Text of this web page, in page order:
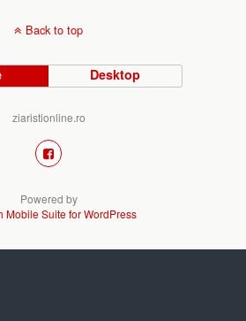
Back to top
Desktop
ziaristionline.ro
Powered by
Mobile Suite for WordPress